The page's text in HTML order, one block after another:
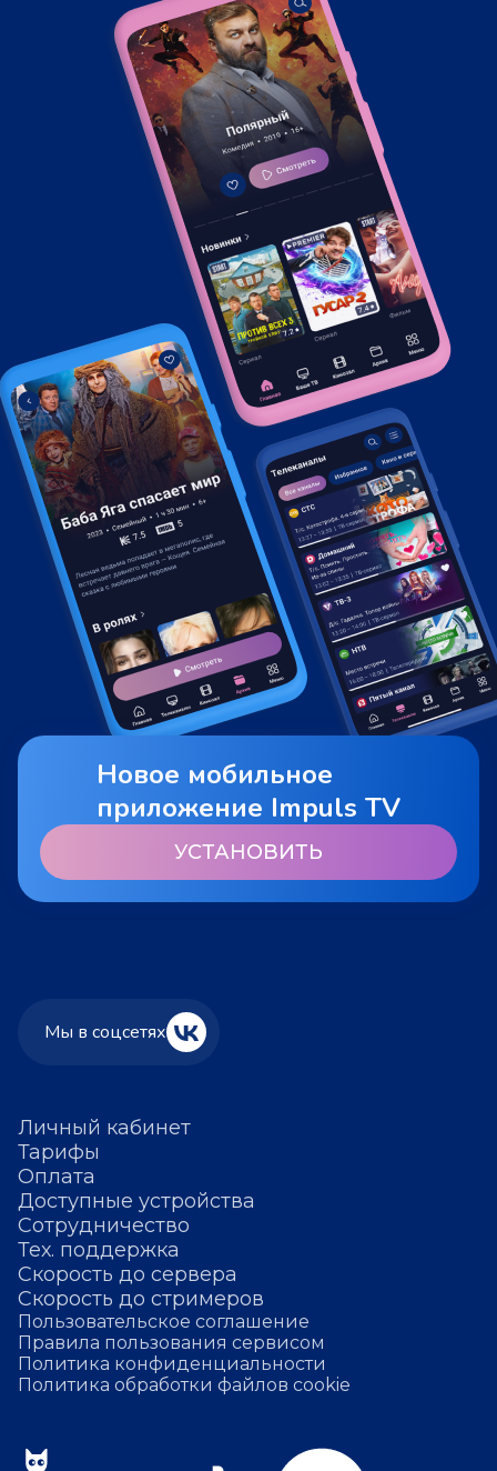
Новое мобильное
приложение Impuls TV
УСТАНОВИТЬ
Личный кабинет
Тарифы
Оплата
Доступные устройства
Сотрудничество
Тех. поддержка
Скорость до сервера
Скорость до стримеров
Пользовательское соглашение
Правила пользования сервисом
Политика конфиденциальности
Политика обработки файлов cookie
Мы в соцсетях